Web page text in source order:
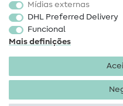
Promoção
Mídias externas
DHL Preferred Delivery
Funcional
Mais definições
condições
Direito de